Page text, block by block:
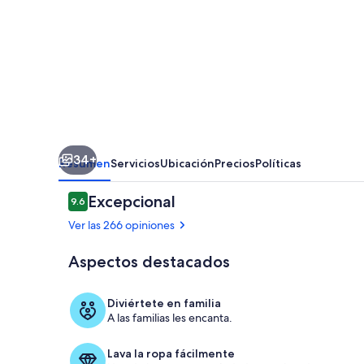
34+
ResumenServiciosUbicaciónPreciosPolíticas
Opiniones
9.69.6 de 10,
Excepcional
Ver las 266 opiniones
Aspectos destacados
Diviértete en familia
A las familias les encanta.
Lava la ropa fácilmente